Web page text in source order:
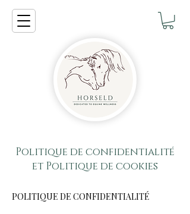
Politique de confidentialité
et Politique de cookies
POLITIQUE DE CONFIDENTIALITÉ